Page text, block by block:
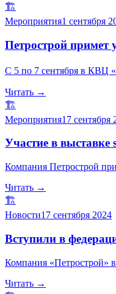
🏗️
Мероприятия1 сентября
Петрострой примет
С 5 по 7 сентября в КВЦ
Читать →
🏗️
Мероприятия17 сентября
Участие в выставке
Компания Петрострой
Читать →
🏗️
Новости17 сентября 2024
Вступили в
Компания «Петрострой»
Читать →